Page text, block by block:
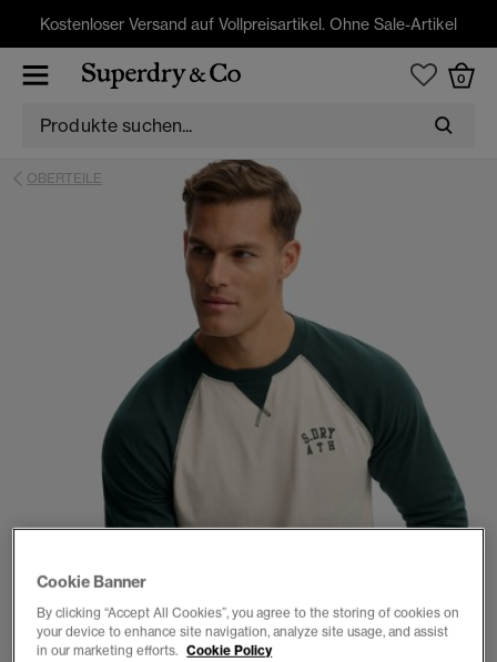
Kostenloser Versand auf Vollpreisartikel. Ohne Sale-Artikel
0
OBERTEILE
Cookie Banner
By clicking “Accept All Cookies”, you agree to the storing of cookies on
your device to enhance site navigation, analyze site usage, and assist
in our marketing efforts. Cookie Policy